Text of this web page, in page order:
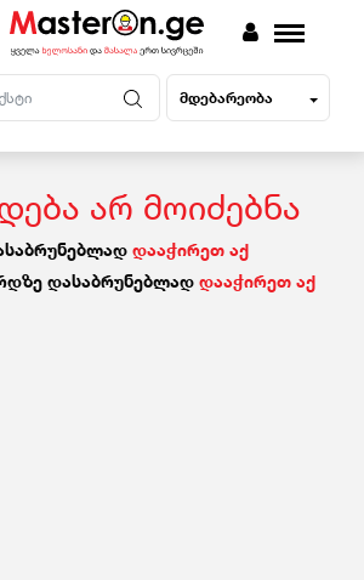
მდებარეობა
არ მოიძებნა
დააჭირეთ აქ
დასაბრუნებლად დააჭირეთ აქ